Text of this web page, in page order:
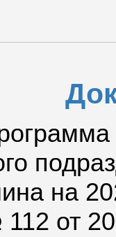
на
от